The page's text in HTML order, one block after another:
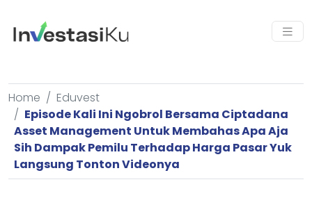
Home
Eduvest
Episode Kali Ini Ngobrol Bersama Ciptadana
Asset Management Untuk Membahas Apa Aja
Sih Dampak Pemilu Terhadap Harga Pasar Yuk
Langsung Tonton Videonya